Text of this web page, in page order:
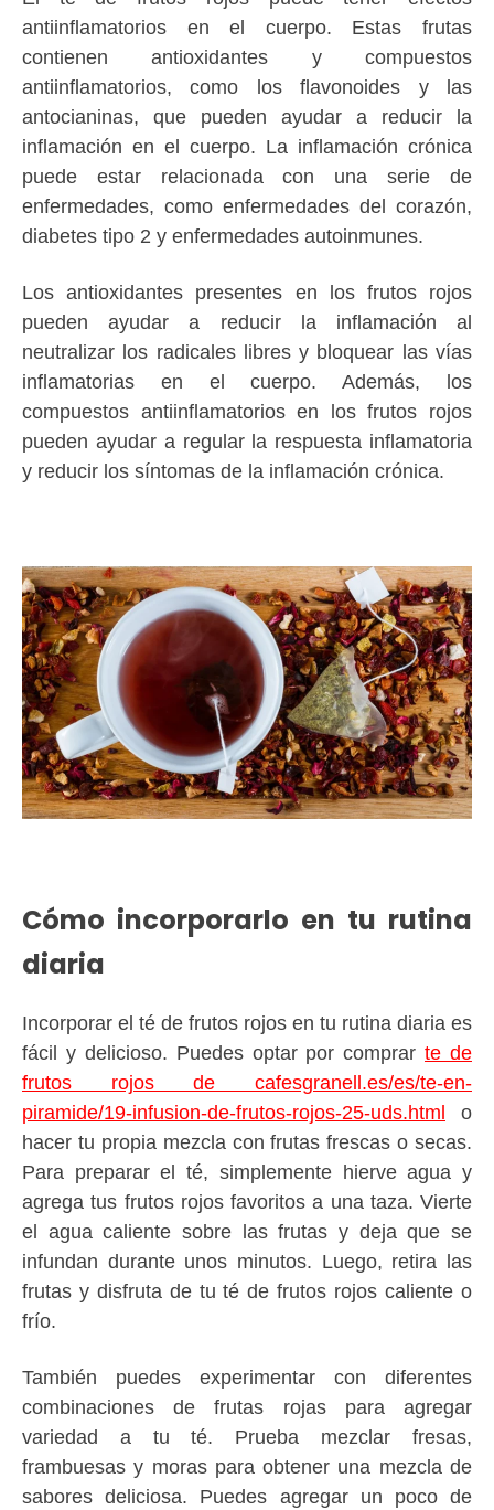
antiinflamatorios en el cuerpo. Estas frutas
contienen antioxidantes y compuestos
antiinflamatorios, como los flavonoides y las
antocianinas, que pueden ayudar a reducir la
inflamación en el cuerpo. La inflamación crónica
puede estar relacionada con una serie de
enfermedades, como enfermedades del corazón,
diabetes tipo 2 y enfermedades autoinmunes.
Los antioxidantes presentes en los frutos rojos
pueden ayudar a reducir la inflamación al
neutralizar los radicales libres y bloquear las vías
inflamatorias en el cuerpo. Además, los
compuestos antiinflamatorios en los frutos rojos
pueden ayudar a regular la respuesta inflamatoria
y reducir los síntomas de la inflamación crónica.
Cómo incorporarlo en tu rutina
diaria
Incorporar el té de frutos rojos en tu rutina diaria es
fácil y delicioso. Puedes optar por comprarte de
frutos rojos de cafesgranell.es/es/te-en-
piramide/19-infusion-de-frutos-rojos-25-uds.html
o
hacer tu propia mezcla con frutas frescas o secas.
Para preparar el té, simplemente hierve agua y
agrega tus frutos rojos favoritos a una taza. Vierte
el agua caliente sobre las frutas y deja que se
infundan durante unos minutos. Luego, retira las
frutas y disfruta de tu té de frutos rojos caliente o
frío.
También puedes experimentar con diferentes
combinaciones de frutas rojas para agregar
variedad a tu té. Prueba mezclar fresas,
frambuesas y moras para obtener una mezcla de
sabores deliciosa. Puedes agregar un poco de